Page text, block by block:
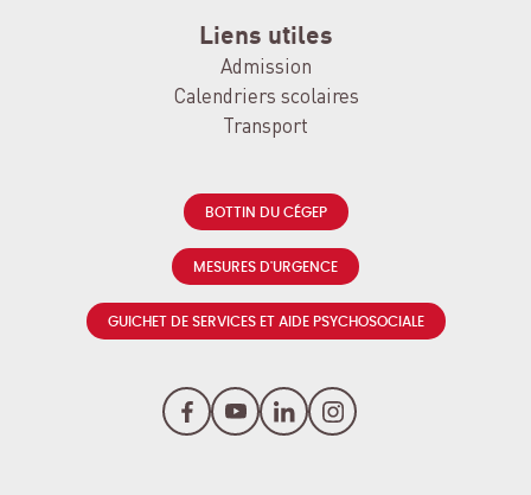
Liens utiles
Admission
Calendriers scolaires
Transport
BOTTIN DU CÉGEP
MESURES D'URGENCE
GUICHET DE SERVICES ET AIDE PSYCHOSOCIALE